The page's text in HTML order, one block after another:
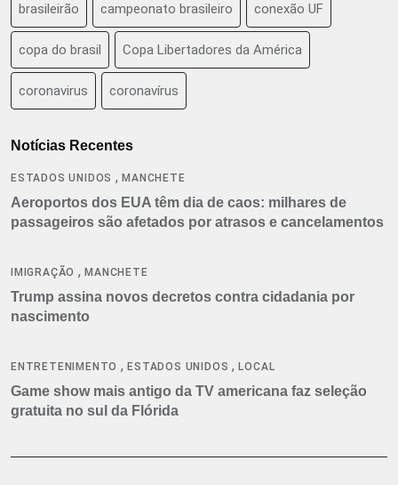
brasileirão campeonato brasileiro conexão UF
copa do brasil Copa Libertadores da América
coronavirus coronavírus
Notícias Recentes
ESTADOS UNIDOS ,MANCHETE
Aeroportos dos EUA têm dia de caos: milhares de
passageiros são afetados por atrasos e cancelamentos
IMIGRAÇÃO ,MANCHETE
Trump assina novos decretos contra cidadania por
nascimento
ENTRETENIMENTO ,ESTADOS UNIDOS ,LOCAL
Game show mais antigo da TV americana faz seleção
gratuita no sul da Flórida